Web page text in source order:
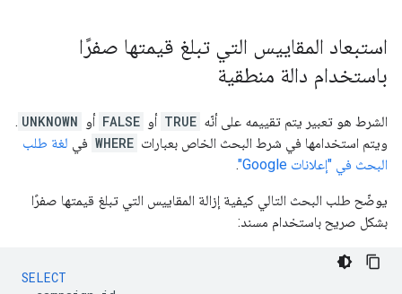
استبعاد المقاييس التي تبلغ قيمتها صفرًا
باستخدام دالة منطقية
الشرط هو تعبير يتم تقييمه على أنّه TRUE أو FALSE أو UNKNOWN
.
ويتم استخدامها في شرط البحث الخاص بعبارات WHERE في لغة طلب
البحث في "إعلانات Google"
.
يوضّح طلب البحث التالي كيفية إزالة المقاييس التي تبلغ قيمتها صفرًا
بشكل صريح باستخدام مسند:
SELECT